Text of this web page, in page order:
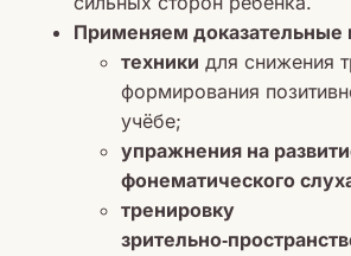
Применяем доказательные
техники для снижения
формирования
учёбе;
упражнения на
фонематического
тренировку